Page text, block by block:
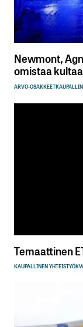
Newmont,
omistaa kultaa
ARVO-OSAKKEET
Temaattinen
KAUPALLINEN YHTEISTYÖ